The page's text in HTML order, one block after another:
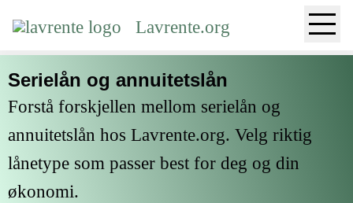
Lavrente.org
serielån og annuitetslån
Forstå forskjellen mellom serielån og
annuitetslån hos Lavrente.org. Velg riktig
lånetype som passer best for deg og din
økonomi.